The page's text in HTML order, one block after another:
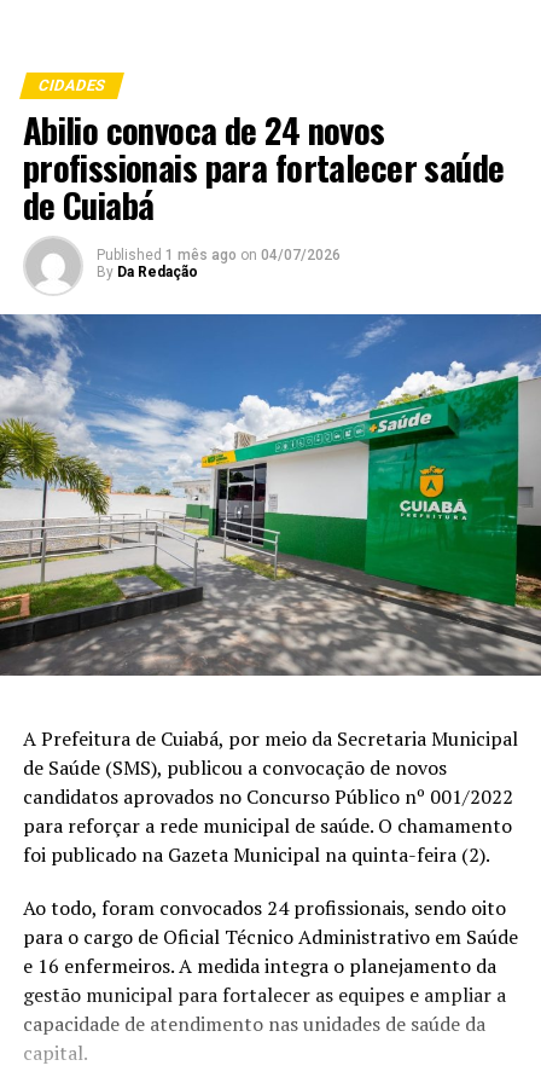
CIDADES
Abilio convoca de 24 novos
profissionais para fortalecer saúde
de Cuiabá
Published 1 mês ago on 04/07/2026
By Da Redação
A Prefeitura de Cuiabá, por meio da Secretaria Municipal
de Saúde (SMS), publicou a convocação de novos
candidatos aprovados no Concurso Público nº 001/2022
para reforçar a rede municipal de saúde. O chamamento
foi publicado na Gazeta Municipal na quinta-feira (2).
Ao todo, foram convocados 24 profissionais, sendo oito
para o cargo de Oficial Técnico Administrativo em Saúde
e 16 enfermeiros. A medida integra o planejamento da
gestão municipal para fortalecer as equipes e ampliar a
capacidade de atendimento nas unidades de saúde da
capital.